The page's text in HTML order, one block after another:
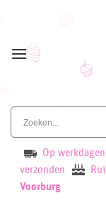
content
Op
verzonden
Voorburg